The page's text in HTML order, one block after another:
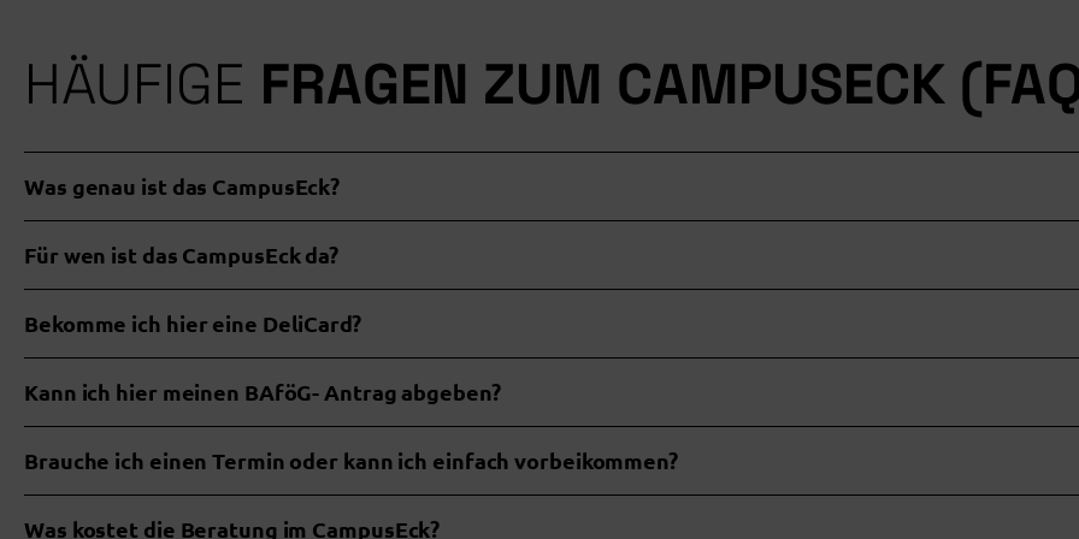
HÄUFIGE FRAGEN ZUM CAMPUSECK
Was genau ist das CampusEck?
Für wen ist das CampusEck da?
Bekomme ich hier eine DeliCard?
Kann ich hier meinen BAföG- Antrag abgeben?
Brauche ich einen Termin oder kann ich einfach vorbeikommen?
Was kostet die Beratung im CampusEck?